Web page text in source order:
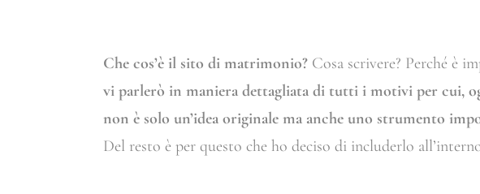
Che cos’è il sito di matrimonio? Cosa scrivere? Perché è
vi parlerò in maniera dettagliata di tutti i motivi per cui,
non è solo un’idea originale ma anche uno strumento
Del resto è per questo che ho deciso di includerlo